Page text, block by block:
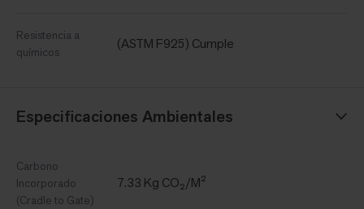
Resistencia a
químicos
(ASTM F925) Cumple
Especificaciones Ambientales
Carbono
Incorporado
(Cradle to Gate)
7.33 Kg CO₂/M²